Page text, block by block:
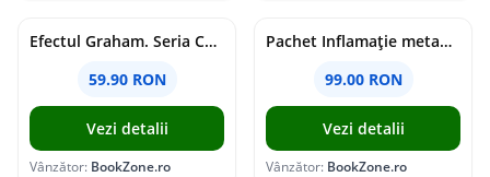
Efectul Graham. Seria Campus Diaries Vol.1
59.90 RON
Vezi detalii
Vânzător: BookZone.ro
Pachet Inflamație metabolism și creier
99.00 RON
Vezi detalii
Vânzător: BookZone.ro